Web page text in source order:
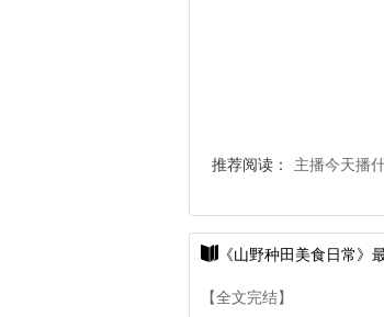
推荐阅读：
主播今天播
《山野种田美食日常》
【全文完结】